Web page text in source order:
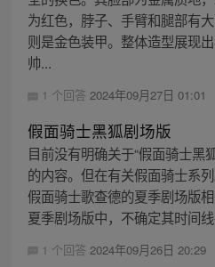
为红色，脖子、手臂和腿部有
则是金色装甲。整体造型展现
帅...
1 个回答 2024年09月27日 01:01
假面骑士黑狐剧场版
目前没有明确关于“假面骑士黑
的内容。但在有关假面骑士系
假面骑士歌查德的夏季剧场版
夏季剧场版中，不确定其时间
1 个回答 2024年09月26日 20:29